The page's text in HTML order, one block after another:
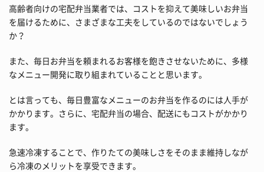
高齢者向けの宅配弁当業者では、コストを抑えて美味しいお弁当
を届けるために、さまざまな工夫をしているのではないでしょう
か？
また、毎日お弁当を頼まれるお客様を飽きさせないために、多様
なメニュー開発に取り組まれていることと思います。
とは言っても、毎日豊富なメニューのお弁当を作るのには人手が
かかります。さらに、宅配弁当の場合、配送にもコストがかかり
ます。
急速冷凍することで、作りたての美味しさをそのまま維持しなが
ら冷凍のメリットを享受できます。